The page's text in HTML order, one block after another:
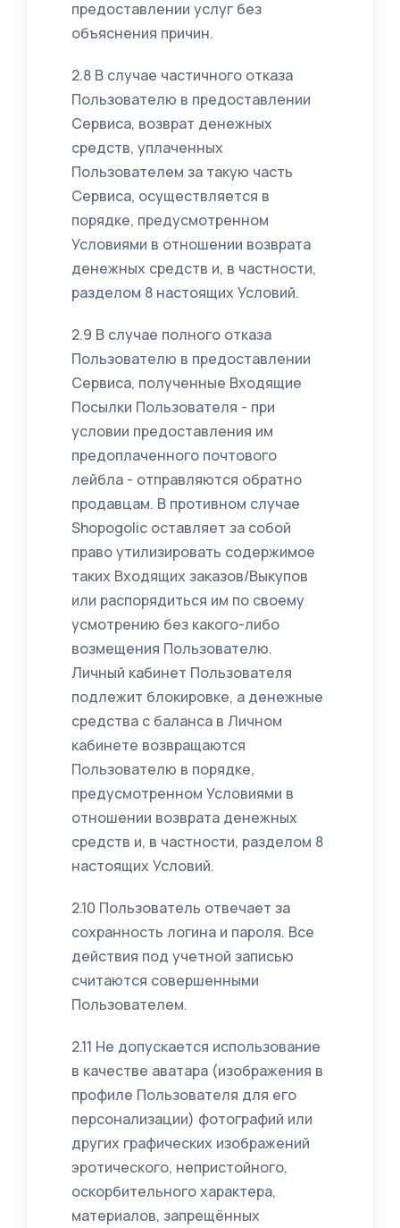
предоставлении услуг без
объяснения причин.
2.8 В случае частичного отказа
Пользователю в предоставлении
Сервиса, возврат денежных
средств, уплаченных
Пользователем за такую часть
Сервиса, осуществляется в
порядке, предусмотренном
Условиями в отношении возврата
денежных средств и, в частности,
разделом 8 настоящих Условий.
2.9 В случае полного отказа
Пользователю в предоставлении
Сервиса, полученные Входящие
Посылки Пользователя - при
условии предоставления им
предоплаченного почтового
лейбла - отправляются обратно
продавцам. В противном случае
Shopogolic оставляет за собой
право утилизировать содержимое
таких Входящих заказов/Выкупов
или распорядиться им по своему
усмотрению без какого-либо
возмещения Пользователю.
Личный кабинет Пользователя
подлежит блокировке, а денежные
средства с баланса в Личном
кабинете возвращаются
Пользователю в порядке,
предусмотренном Условиями в
отношении возврата денежных
средств и, в частности, разделом 8
настоящих Условий.
2.10 Пользователь отвечает за
сохранность логина и пароля. Все
действия под учетной записью
считаются совершенными
Пользователем.
2.11 Не допускается использование
в качестве аватара (изображения в
профиле Пользователя для его
персонализации) фотографий или
других графических изображений
эротического, непристойного,
оскорбительного характера,
материалов, запрещённых